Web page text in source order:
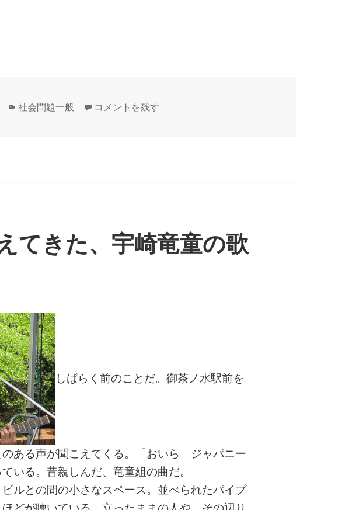
ナチス発言を擁護する卑劣でお粗末なネット工作
カ
社会問題一般 麻生副総理のナチス発言を擁護する卑劣でお粗末なネット
コメントを残す
てきた、宇崎竜童の歌
しばらく前のことだ。御茶ノ水駅前を
ある声が聞こえてくる。「おいら ジャパニー
いる。昔親しんだ、竜童組の曲だ。
ルとの間の小さなスペース。並べられたパイプ